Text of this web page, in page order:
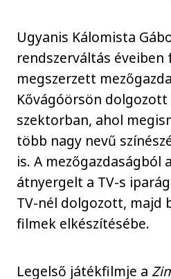
Ugyanis Kálomista
rendszerváltás éveiben
megszerzett
Kővágóörsön dolgozott
szektorban, ahol
több nagy nevű
is. A mezőgazdaságból
átnyergelt a TV-s
TV-nél dolgozott, majd
filmek elkészítésébe.
Legelső játékfilmje a